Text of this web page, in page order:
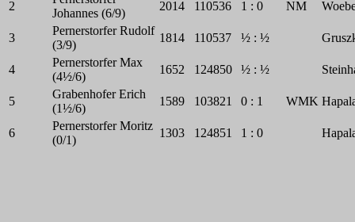
2
Johannes (6/9)
2014 110536 1 : 0 NM
3
Pernerstorfer Rudolf
(3/9)
1814 110537 ½ : ½
4
Pernerstorfer Max
(4½/6)
1652 124850 ½ : ½
5
Grabenhofer Erich
(1½/6)
1589 103821 0 : 1 WMK
6
Pernerstorfer Moritz
(0/1)
1303 124851 1 : 0